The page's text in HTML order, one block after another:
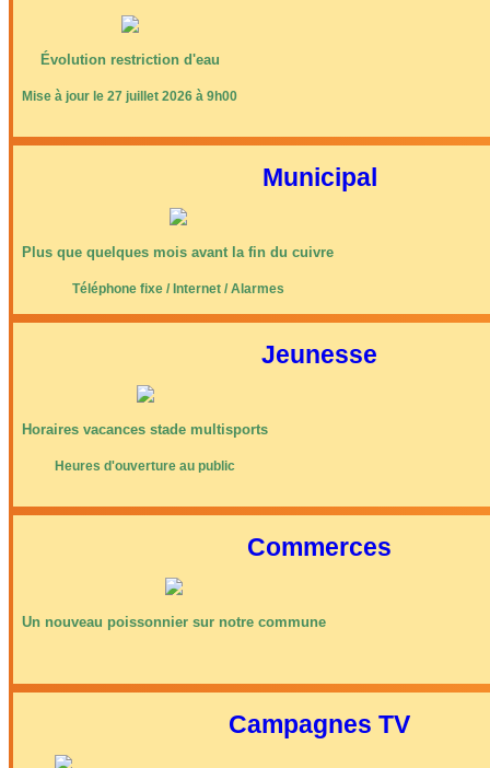
Évolution restriction d'eau
Mise à jour le 27 juillet 2026 à 9h00
Municipal
Plus que quelques mois avant la fin du cuivre
Téléphone fixe / Internet / Alarmes
Jeunesse
Horaires vacances stade multisports
Heures d'ouverture au public
Commerces
Un nouveau poissonnier sur notre commune
Campagnes TV